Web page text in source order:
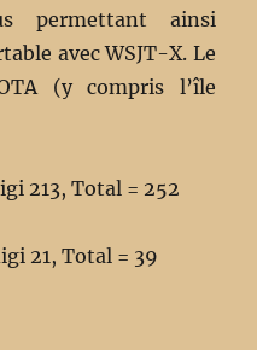
permettant ainsi
avec WSJT-X. Le
(y compris l’île
213, Total = 252
21, Total = 39